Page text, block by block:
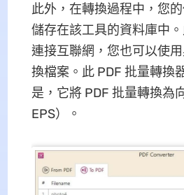
此外，在轉換過程中，您
儲存在該工具的資料庫中
連接互聯網，您也可以使
換檔案。此 PDF 批量轉換
是，它將 PDF 批量轉換為
EPS）。